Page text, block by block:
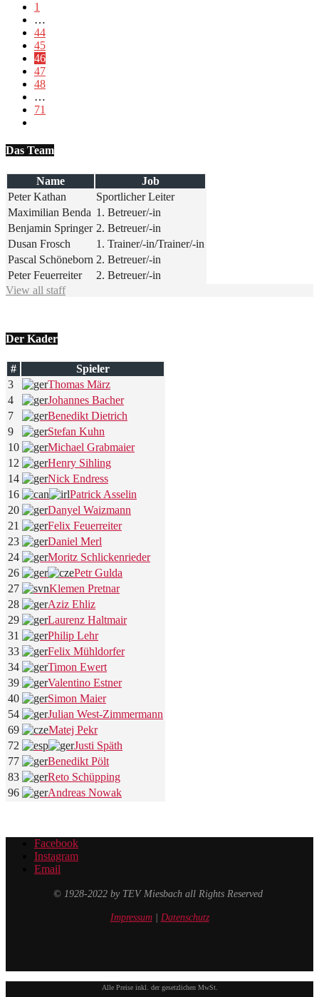
1
…
44
45
46
47
48
…
71
Das Team
Name
Job
Peter Kathan
Sportlicher Leiter
Maximilian Benda 1. Betreuer/-in
Benjamin Springer 2. Betreuer/-in
Dusan Frosch
1. Trainer/-in/Trainer/-in
Pascal Schöneborn 2. Betreuer/-in
Peter Feuerreiter
2. Betreuer/-in
View all staff
Der Kader
#
Spieler
3
Thomas März
4
Johannes Bacher
7
Benedikt Dietrich
9
Stefan Kuhn
10
Michael Grabmaier
12
Henry Sihling
14
Nick Endress
16
Patrick Asselin
20
Danyel Waizmann
21
Felix Feuerreiter
23
Daniel Merl
24
Moritz Schlickenrieder
26
Petr Gulda
27
Klemen Pretnar
28
Aziz Ehliz
29
Laurenz Haltmair
31
Philip Lehr
33
Felix Mühldorfer
34
Timon Ewert
39
Valentino Estner
40
Simon Maier
54
Julian West-Zimmermann
69
Matej Pekr
72
Justi Späth
77
Benedikt Pölt
83
Reto Schüpping
96
Andreas Nowak
Facebook
Instagram
Email
© 1928-2022 by TEV Miesbach all Rights Reserved
Impressum| Datenschutz
Alle Preise inkl. der gesetzlichen MwSt.